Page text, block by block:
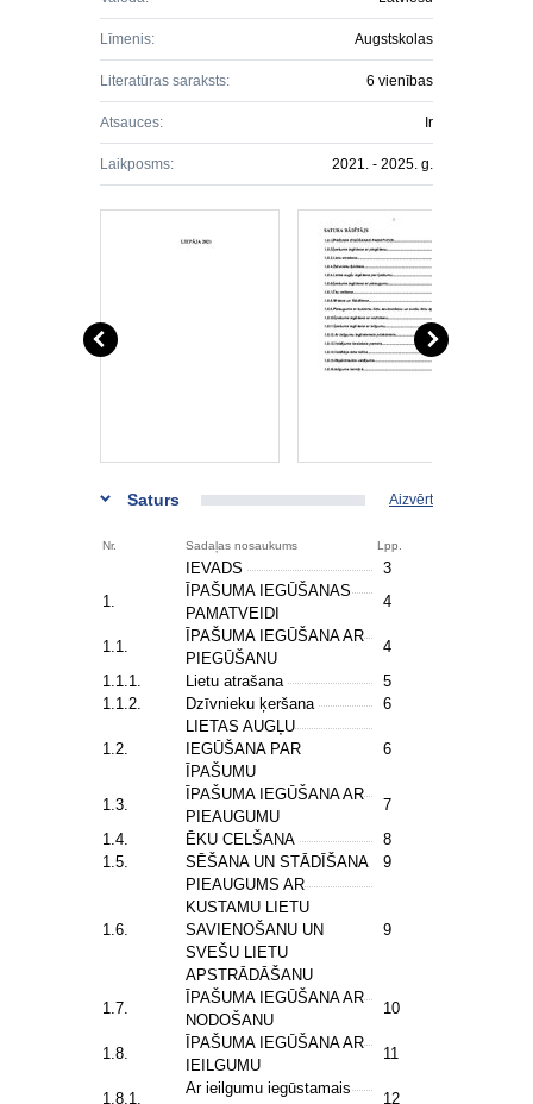
Līmenis: Augstskolas
Literatūras saraksts: 6 vienības
Atsauces: Ir
Laikposms: 2021. - 2025. g.
Saturs Aizvērt
Nr. Sadaļas nosaukums Lpp.
IEVADS
3
1.
ĪPAŠUMA IEGŪŠANAS
PAMATVEIDI
4
1.1.
ĪPAŠUMA IEGŪŠANA AR
PIEGŪŠANU
4
1.1.1.
Lietu atrašana
5
1.1.2.
Dzīvnieku ķeršana 6
1.2.
LIETAS AUGĻU
IEGŪŠANA PAR
ĪPAŠUMU
6
1.3.
ĪPAŠUMA IEGŪŠANA AR
PIEAUGUMU
7
1.4.
ĒKU CELŠANA
8
1.5.
SĒŠANA UN STĀDĪŠANA 9
1.6.
PIEAUGUMS AR
KUSTAMU LIETU
SAVIENOŠANU UN
SVEŠU LIETU
APSTRĀDĀŠANU
9
1.7.
ĪPAŠUMA IEGŪŠANA AR
NODOŠANU
10
1.8.
ĪPAŠUMA IEGŪŠANA AR
IEILGUMU
11
1.8.1.
Ar ieilgumu iegūstamais
12